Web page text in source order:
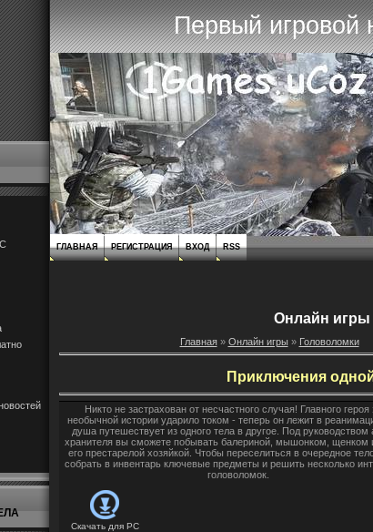
Первый игровой
ГЛАВНАЯ РЕГИСТРАЦИЯ ВХОД RSS
Онлайн игры
Главная» Онлайн игры » Головоломки
Приключения
Никто не застрахован от несчастного случая! Главного героя
необычной истории ударило током - теперь он лежит в
душа путешествует из одного тела в другое. Под руководством
хранителя вы сможете побывать балериной, мышонком, щенком
его престарелой хозяйкой. Чтобы переселиться в очередное
собрать в инвентарь ключевые предметы и решить несколько
головоломок.
Скачать дляPC